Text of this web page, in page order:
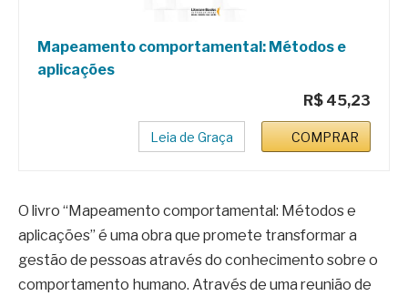
Mapeamento comportamental: Métodos e
aplicações
R$ 45,23
Leia de Graça COMPRAR
O livro “Mapeamento comportamental: Métodos e
aplicações” é uma obra que promete transformar a
gestão de pessoas através do conhecimento sobre o
comportamento humano. Através de uma reunião de